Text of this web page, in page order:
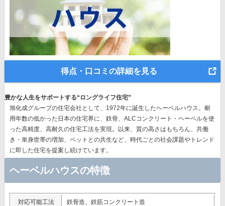
得点・口コミの詳細を見る
豊かな人生をサポートする“ロングライフ住宅”
旭化成グループの住宅会社として、1972年に誕生したヘーベルハウス。耐
用年数の低かった日本の住宅界に、鉄骨、ALCコンクリート・ヘーベルを使
った高精度、高耐久の住宅工法を実現。以来、質の高さはもちろん、共働
き・単身世帯の増加、ペットとの共生など、時代ごとの社会課題やトレンド
に即した住宅を提案し続けています。
ヘーベルハウスの特徴
対応可能工法 鉄骨造、鉄筋コンクリート造